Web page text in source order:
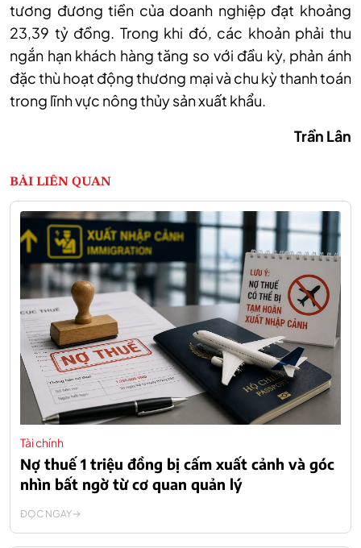
tương đương tiền của doanh nghiệp đạt khoảng
23,39 tỷ đồng. Trong khi đó, các khoản phải thu
ngắn hạn khách hàng tăng so với đầu kỳ, phản ánh
đặc thù hoạt động thương mại và chu kỳ thanh toán
trong lĩnh vực nông thủy sản xuất khẩu.
Trần Lân
BÀI LIÊN QUAN
Tài chính
Nợ thuế 1 triệu đồng bị cấm xuất cảnh và góc
nhìn bất ngờ từ cơ quan quản lý
ĐỌC NGAY